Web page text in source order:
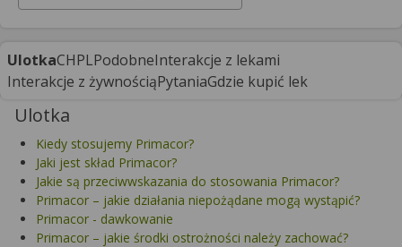
UlotkaCHPLPodobneInterakcje z lekami
Interakcje z żywnościąPytaniaGdzie kupić lek
Ulotka
Kiedy stosujemy Primacor?
Jaki jest skład Primacor?
Jakie są przeciwwskazania do stosowania Primacor?
Primacor – jakie działania niepożądane mogą wystąpić?
Primacor - dawkowanie
Primacor – jakie środki ostrożności należy zachować?